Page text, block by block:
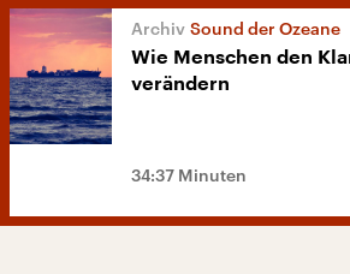
Sound der Ozeane
Wie Menschen den
verändern
34:37 Minuten